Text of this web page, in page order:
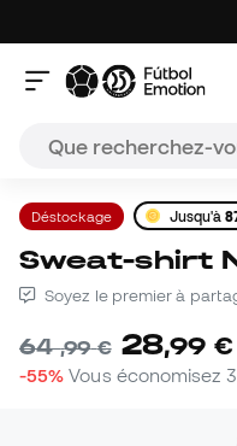
Déstockage Jusqu'à
Sweat-shirt
Soyez le premier à
64,99 € 28,99 €
-55% Vous économisez